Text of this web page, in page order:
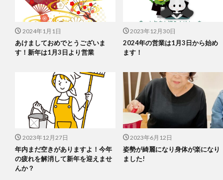
2024年1月1日
あけましておめでとうございま
す！新年は1月3日より営業
2023年12月30日
2024年の営業は1月3日から始め
ます！
2023年12月27日
年内まだ空きがありますよ！今年
の疲れを解消して新年を迎えませ
んか？
2023年6月12日
姿勢が綺麗になり身体が楽になり
ました!